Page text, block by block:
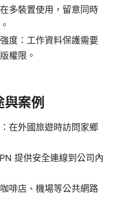
多裝置使用，留意同時
度：工作資料保護需要
權限。
案例
在外國旅遊時訪問家鄉
提供安全連線到公司內
啡店、機場等公共網路